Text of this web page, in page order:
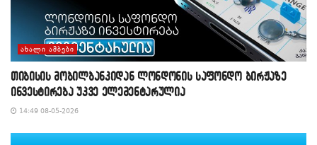
ᲐᲮᲐᲚᲘ ᲐᲛᲑᲔᲑᲘ
თიბისის მობილბანკიდან ლონდონის საფონდო ბირჟაზე
ინვესტირება უკვე ელემენტარულია
14:49 08-05-2026